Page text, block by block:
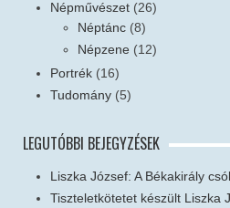
Népművészet (26)
Néptánc (8)
Népzene (12)
Portrék (16)
Tudomány (5)
LEGUTÓBBI BEJEGYZÉSEK
Liszka József: A Békakirály
Tiszteletkötetet készült Liszka